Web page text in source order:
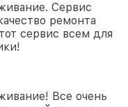
Сервис
ремонта
сервис всем для
Все очень